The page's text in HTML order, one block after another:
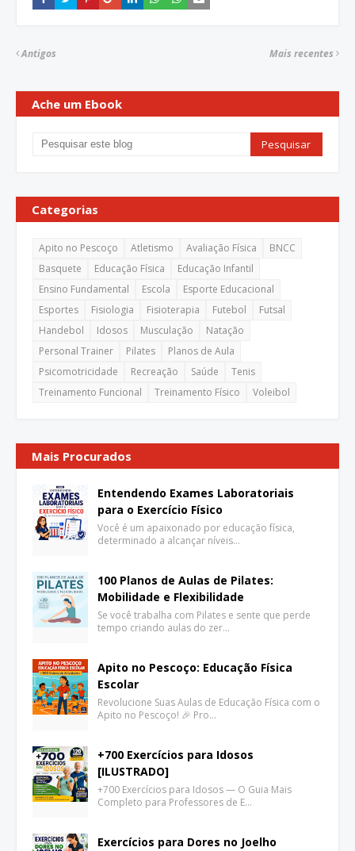
Mais recentes
Antigos
Ache um Ebook
Categorias
Apito no Pescoço Atletismo Avaliação Física
BNCC
Basquete
Educação Física
Educação Infantil
Ensino Fundamental
Escola
Esporte Educacional
Esportes
Fisiologia Fisioterapia Futebol
Futsal
Handebol
Idosos Musculação
Natação
Personal Trainer
Pilates
Planos de Aula
Psicomotricidade
Recreação Saúde
Tenis
Treinamento Funcional
Treinamento Físico Voleibol
Mais Procurados
Entendendo Exames Laboratoriais
para o Exercício Físico
Você é um apaixonado por educação física,
determinado a alcançar níveis…
100 Planos de Aulas de Pilates:
Mobilidade e Flexibilidade
Se você trabalha com Pilates e sente que perde
tempo criando aulas do zer…
Apito no Pescoço: Educação Física
Escolar
Revolucione Suas Aulas de Educação Física com o
Apito no Pescoço! 🎉 Pro…
+700 Exercícios para Idosos
[ILUSTRADO]
+700 Exercícios para Idosos — O Guia Mais
Completo para Professores de E…
Exercícios para Dores no Joelho